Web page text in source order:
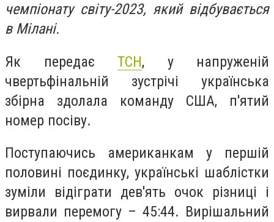
чемпіонату світу-2023, який відбувається
в Мілані.
Як передає ТСН, у напруженій
чвертьфінальній зустрічі українська
збірна здолала команду США, п'ятий
номер посіву.
Поступаючись американкам у першій
половині поєдинку, українські шаблістки
зуміли відіграти дев'ять очок різниці і
вирвали перемогу – 45:44. Вирішальний